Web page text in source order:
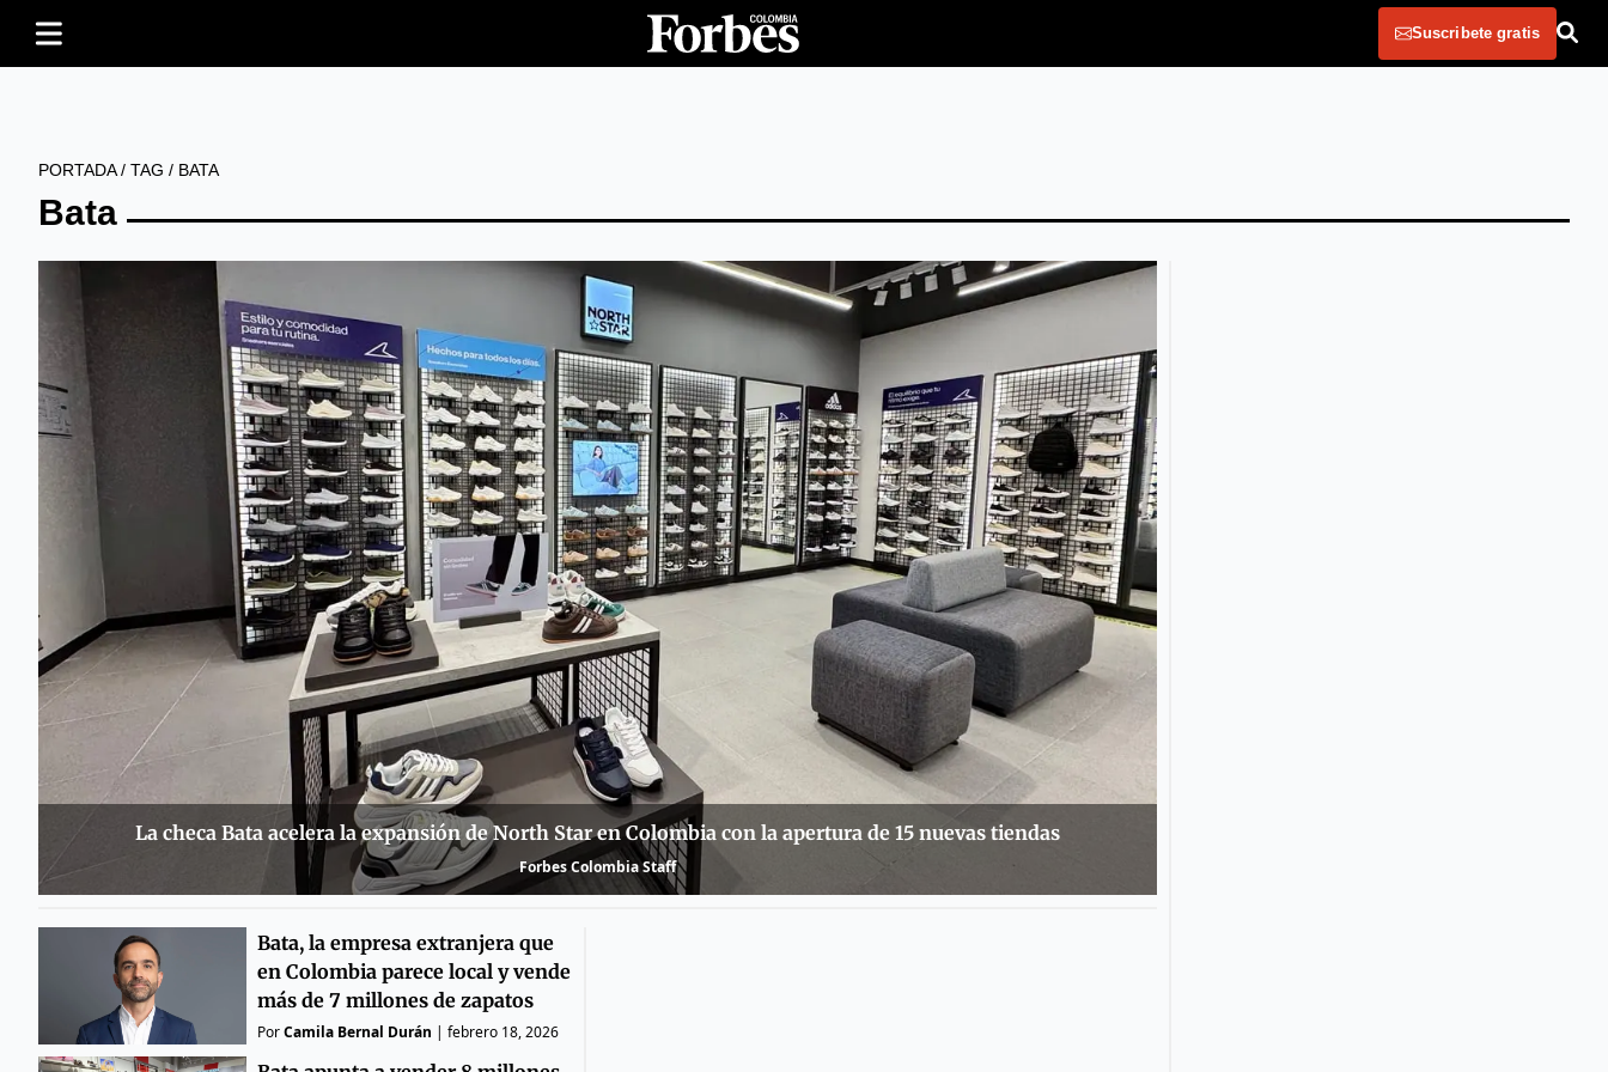
Suscribete gratis
PORTADA/ TAG / BATA
Bata
La checa Bata acelera la expansión de North Star en Colombia con la apertura de 15 nuevas tiendas
Forbes Colombia Staff
Bata, la empresa extranjera que
en Colombia parece local y vende
más de 7 millones de zapatos
PorCamila Bernal Durán | febrero 18, 2026